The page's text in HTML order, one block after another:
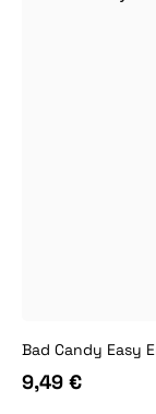
Bad Candy Easy
9,49 €